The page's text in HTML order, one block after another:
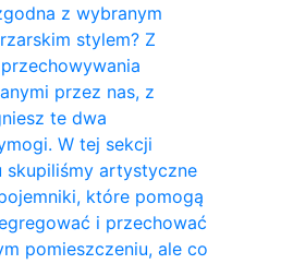
z wybranym
stylem? Z
przez nas, z
te dwa
W tej sekcji
skupiliśmy artystyczne
które pomogą
i przechować
pomieszczeniu, ale co